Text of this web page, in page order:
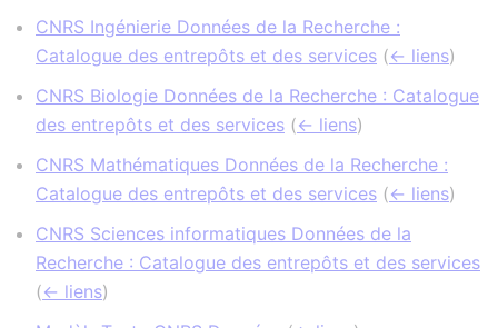
CNRS Ingénierie Données de la Recherche :
Catalogue des entrepôts et des services (← liens)
CNRS Biologie Données de la Recherche : Catalogue
des entrepôts et des services (← liens)
CNRS Mathématiques Données de la Recherche :
Catalogue des entrepôts et des services (← liens)
CNRS Sciences informatiques Données de la
Recherche : Catalogue des entrepôts et des services
(← liens)